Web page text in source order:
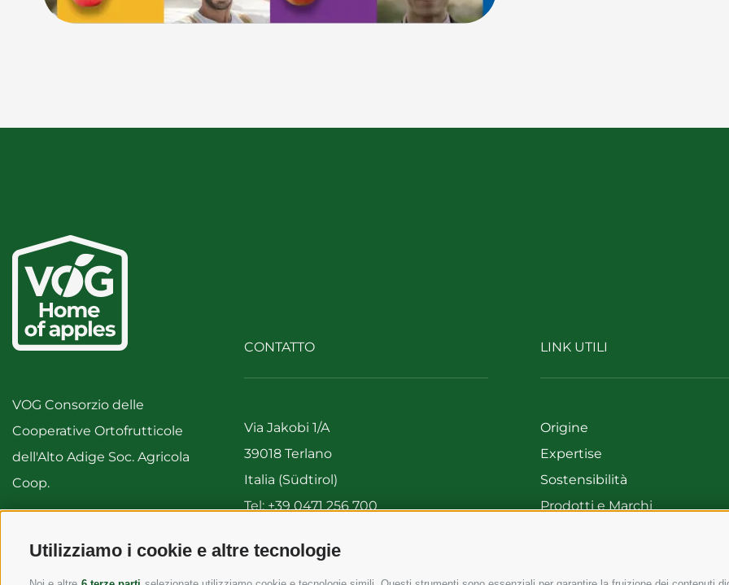
Utilizziamo i cookie e altre tecnologie
VOG Consorzio delle
Cooperative Ortofrutticole
dell'Alto Adige Soc. Agricola
Coop.
CONTATTO
Via Jakobi 1/A
39018 Terlano
Italia (Südtirol)
Tel:+39 0471 256 700
info@vog.it
LINK UTILI
Origine
Expertise
Sostensibilità
Prodotti e Marchi